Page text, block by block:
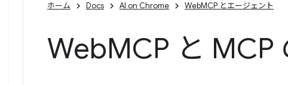
ホーム Docs AI on Chrome WebMCP とエージェント
WebMCP と MCP